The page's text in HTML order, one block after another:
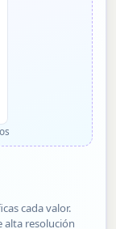
cada valor.
alta resolución